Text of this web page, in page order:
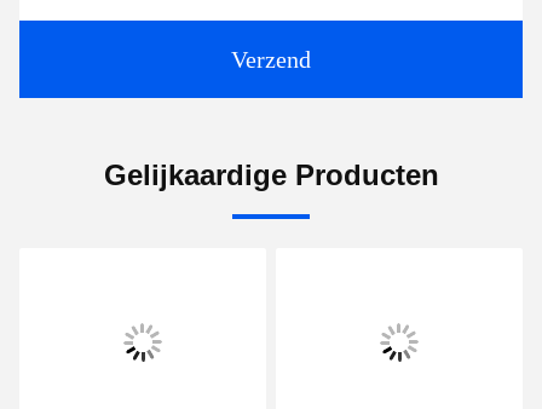
Verzend
Gelijkaardige Producten